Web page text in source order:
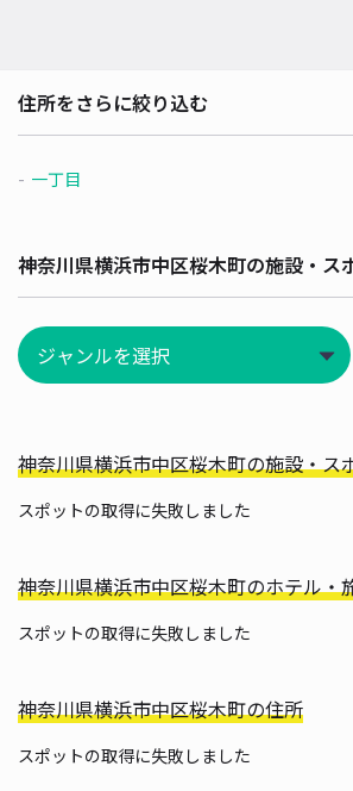
住所をさらに絞り込む
一丁目
神奈川県横浜市中区桜木町の施設・ス
神奈川県横浜市中区桜木町の施設・ス
スポットの取得に失敗しました
神奈川県横浜市中区桜木町のホテル・
スポットの取得に失敗しました
神奈川県横浜市中区桜木町の住所
スポットの取得に失敗しました